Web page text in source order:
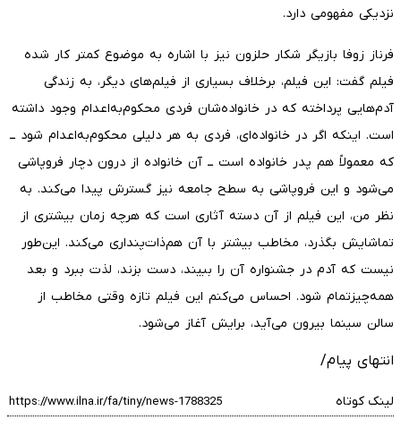
نزدیکی مفهومی دارد.
فرناز زوفا بازیگر شکار حلزون نیز با اشاره به موضوع کمتر کار شده
فیلم گفت: این فیلم، برخلاف بسیاری از فیلم‌های دیگر، به زندگی
آدم‌هایی پرداخته که در خانواده‌شان فردی محکوم‌به‌اعدام وجود داشته
است. اینکه اگر در خانواده‌ای، فردی به هر دلیلی محکوم‌به‌اعدام شود ــ
که معمولاً هم پدر خانواده است ــ آن خانواده از درون دچار فروپاشی
می‌شود و این فروپاشی به سطح جامعه نیز گسترش پیدا می‌کند. به
نظر من، این فیلم از آن دسته آثاری است که هرچه زمان بیشتری از
تماشایش بگذرد، مخاطب بیشتر با آن هم‌ذات‌پنداری می‌کند. این‌طور
نیست که آدم در جشنواره آن را ببیند، دست بزند، لذت ببرد و بعد
همه‌چیزتمام شود. احساس می‌کنم این فیلم تازه وقتی مخاطب از
سالن سینما بیرون می‌آید، برایش آغاز می‌شود.
انتهای پیام/
لینک کوتاه